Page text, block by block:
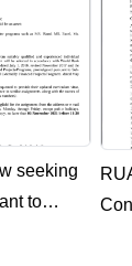
seeking
to